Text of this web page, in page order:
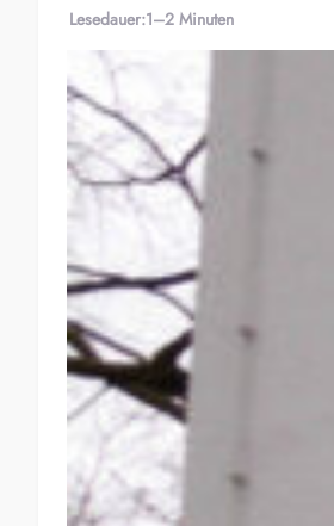
Lesedauer:1–2 Minuten